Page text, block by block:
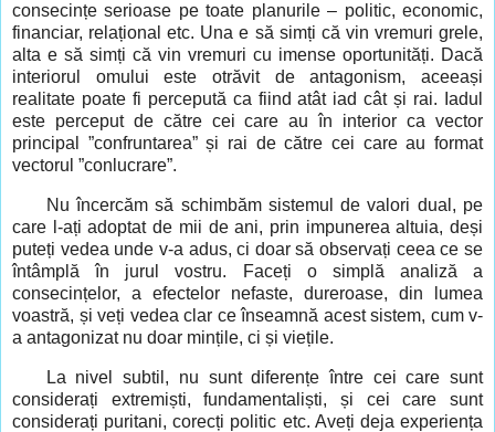
consecințe serioase pe toate planurile – politic, economic,
financiar, relațional etc. Una e să simți că vin vremuri grele,
alta e să simți că vin vremuri cu imense oportunități. Dacă
interiorul omului este otrăvit de antagonism, aceeași
realitate poate fi percepută ca fiind atât iad cât și rai. Iadul
este perceput de către cei care au în interior ca vector
principal ”confruntarea” și rai de către cei care au format
vectorul ”conlucrare”.
Nu încercăm să schimbăm sistemul de valori dual, pe
care l-ați adoptat de mii de ani, prin impunerea altuia, deși
puteți vedea unde v-a adus, ci doar să observați ceea ce se
întâmplă în jurul vostru. Faceți o simplă analiză a
consecințelor, a efectelor nefaste, dureroase, din lumea
voastră, și veți vedea clar ce înseamnă acest sistem, cum v-
a antagonizat nu doar mințile, ci și viețile.
La nivel subtil, nu sunt diferențe între cei care sunt
considerați extremiști, fundamentaliști, și cei care sunt
considerați puritani, corecți politic etc. Aveți deja experiența